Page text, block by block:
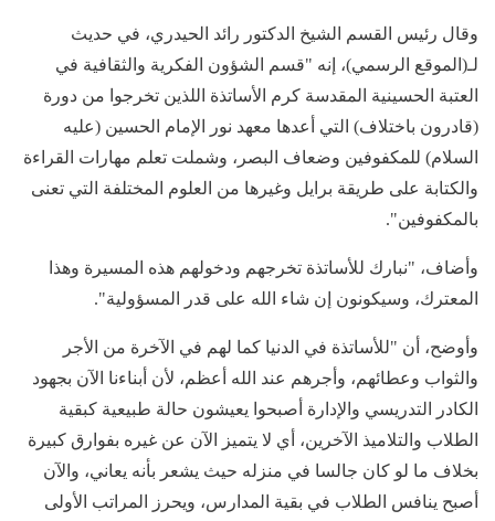
وقال رئيس القسم الشيخ الدكتور رائد الحيدري، في حديث
لـ(الموقع الرسمي)، إنه "قسم الشؤون الفكرية والثقافية في
العتبة الحسينية المقدسة كرم الأساتذة اللذين تخرجوا من دورة
(قادرون باختلاف) التي أعدها معهد نور الإمام الحسين (عليه
السلام) للمكفوفين وضعاف البصر، وشملت تعلم مهارات القراءة
والكتابة على طريقة برايل وغيرها من العلوم المختلفة التي تعنى
بالمكفوفين".
وأضاف، "نبارك للأساتذة تخرجهم ودخولهم هذه المسيرة وهذا
المعترك، وسيكونون إن شاء الله على قدر المسؤولية".
وأوضح، أن "للأساتذة في الدنيا كما لهم في الآخرة من الأجر
والثواب وعطائهم، وأجرهم عند الله أعظم، لأن أبناءنا الآن بجهود
الكادر التدريسي والإدارة أصبحوا يعيشون حالة طبيعية كبقية
الطلاب والتلاميذ الآخرين، أي لا يتميز الآن عن غيره بفوارق كبيرة
بخلاف ما لو كان جالسا في منزله حيث يشعر بأنه يعاني، والآن
أصبح ينافس الطلاب في بقية المدارس، ويحرز المراتب الأولى